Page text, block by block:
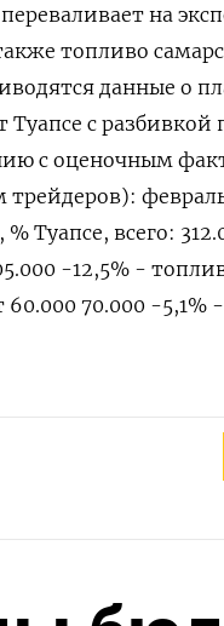
на
топливо
данные о
Туапсе с
с ‍оценочным
Туапсе, ‍всего:
-12,5% -
70.000 -5,1%